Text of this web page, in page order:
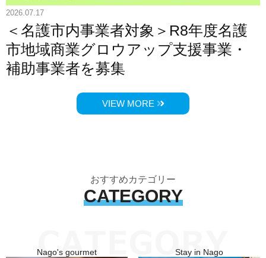
2026.07.17
＜名護市内事業者対象＞R8年度名護
市地域商業グロウアップ支援事業・
補助事業者を募集
VIEW MORE
おすすめカテゴリー
CATEGORY
Nago's gourmet Stay in Nago